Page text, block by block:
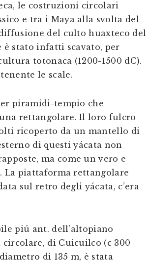
le costruzioni circolari
e tra i Maya alla svolta del
del culto huaxteco del
stato infatti scavato, per
totonaca (1200-1500 dC).
le scale.
piramidi-tempio che
rettangolare. Il loro fulcro
ricoperto da un mantello di
di questi yácata non
ma come un vero e
piattaforma rettangolare
sul retro degli yácata, c’era
piú ant. dell’altopiano
di Cuicuilco (c 300
di 135 m, è stata